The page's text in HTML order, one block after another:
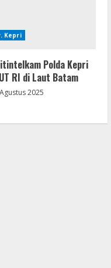
Kepri
Polda Kepri
RI di Laut Batam
2025